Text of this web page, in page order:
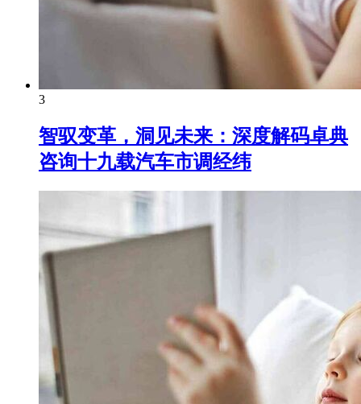
3
智驭变革，洞见未来：深度解码卓典
咨询十九载汽车市调经纬